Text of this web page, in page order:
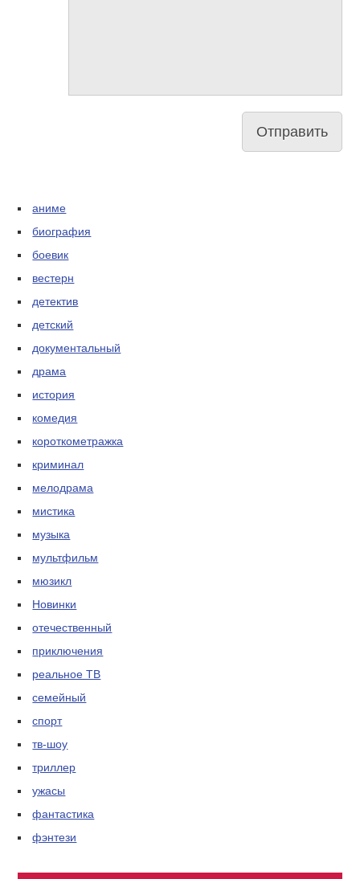
аниме
биография
боевик
вестерн
детектив
детский
документальный
драма
история
комедия
короткометражка
криминал
мелодрама
мистика
музыка
мультфильм
мюзикл
Новинки
отечественный
приключения
реальное ТВ
семейный
спорт
тв-шоу
триллер
ужасы
фантастика
фэнтези